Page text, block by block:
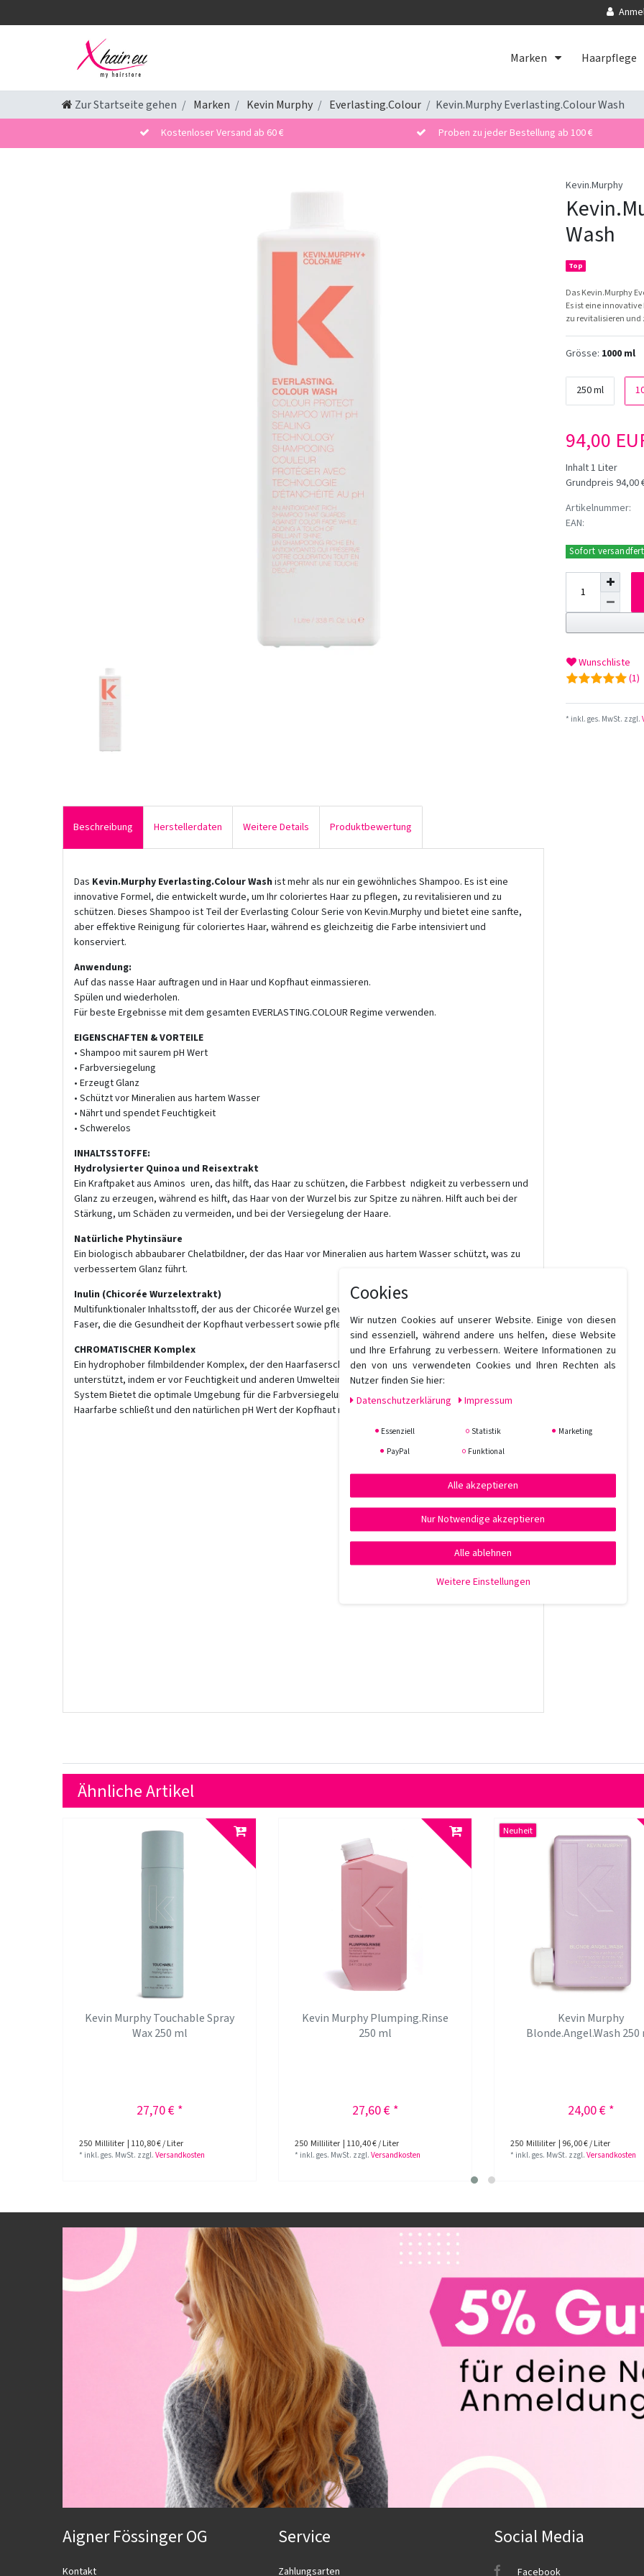
Marken Haarpflege
Zur Startseite gehen Marken Kevin Murphy Everlasting.Colour Kevin.Murphy Everlasting.Colour Wash
Kostenloser Versand ab 60 € Proben zu jeder Bestellung ab 100 €
Kevin.Murphy
Wash
Top
Das Kevin.Murphy
Es ist eine
zu revitalisieren und
Grösse: 1000 ml
250 ml
94,00
Inhalt1 Liter
Grundpreis 94,00
Artikelnummer:
EAN:
Sofort
Wunschliste
(1)
* inkl. ges. MwSt. zzgl.
Beschreibung Herstellerdaten Weitere Details Produktbewertung
Das Kevin.Murphy Everlasting.Colour Wash ist mehr als nur ein gewöhnliches Shampoo. Es ist eine
innovative Formel, die entwickelt wurde, um Ihr coloriertes Haar zu pflegen, zu revitalisieren und zu
schützen. Dieses Shampoo ist Teil der Everlasting Colour Serie von Kevin.Murphy und bietet eine sanfte,
aber effektive Reinigung für coloriertes Haar, während es gleichzeitig die Farbe intensiviert und
konserviert.
Anwendung:
Auf das nasse Haar auftragen und in Haar und Kopfhaut einmassieren.
Spülen und wiederholen.
Für beste Ergebnisse mit dem gesamten EVERLASTING.COLOUR Regime verwenden.
EIGENSCHAFTEN & VORTEILE
• Shampoo mit saurem pH Wert
• Farbversiegelung
• Erzeugt Glanz
• Schützt vor Mineralien aus hartem Wasser
• Nährt und spendet Feuchtigkeit
• Schwerelos
INHALTSSTOFFE:
Hydrolysierter Quinoa und Reisextrakt
Ein Kraftpaket aus Aminos uren, das hilft, das Haar zu schützen, die Farbbest ndigkeit zu verbessern und
Glanz zu erzeugen, während es hilft, das Haar von der Wurzel bis zur Spitze zu nähren. Hilft auch bei der
Stärkung, um Schäden zu vermeiden, und bei der Versiegelung der Haare.
Natürliche Phytinsäure
Ein biologisch abbaubarer Chelatbildner, der das Haar vor Mineralien aus hartem Wasser schützt, was zu
verbessertem Glanz führt.
Inulin (Chicorée Wurzelextrakt)
Multifunktionaler Inhaltsstoff, der aus der Chicorée Wurzel gewonnen wird. Eine natürliche präbiotische
Faser, die die Gesundheit der Kopfhaut verbessert sowie pflegende und entwirrende Eigenschaften hat.
CHROMATISCHER Komplex
Ein hydrophober filmbildender Komplex, der den Haarfaserschutz und die Waschechtheit der Farbe
unterstützt, indem er vor Feuchtigkeit und anderen Umwelteinflüssen wie UV Strahlung schützt. Saures pH
System Bietet die optimale Umgebung für die Farbversiegelung, indem es die Schuppenschicht nach der
Haarfarbe schließt und den natürlichen pH Wert der Kopfhaut respektiert.
Ähnliche Artikel
Kevin Murphy Touchable Spray
Wax 250 ml
27,70 € *
250 Milliliter | 110,80 € / Liter
* inkl. ges. MwSt. zzgl.Versandkosten
Kevin Murphy Plumping.Rinse
250 ml
27,60 € *
250 Milliliter | 110,40 € / Liter
* inkl. ges. MwSt. zzgl.Versandkosten
Neuheit
Kevin Murphy
Blonde.Angel.Wash 250
24,00 € *
250 Milliliter | 96,00 € / Liter
* inkl. ges. MwSt. zzgl.Versandkosten
Aigner Fössinger OG
Kontakt
Service
Zahlungsarten
Social Media
Facebook
Cookies
Wir nutzen Cookies auf unserer Website. Einige von diesen
sind essenziell, während andere uns helfen, diese Website
und Ihre Erfahrung zu verbessern. Weitere Informationen zu
den von uns verwendeten Cookies und Ihren Rechten als
Nutzer finden Sie hier:
Daten­schutz­erklärung
Impressum
Essenziell Statistik
Marketing
PayPal
Funktional
Alle akzeptieren
Nur Notwendige akzeptieren
Alle ablehnen
Weitere Einstellungen